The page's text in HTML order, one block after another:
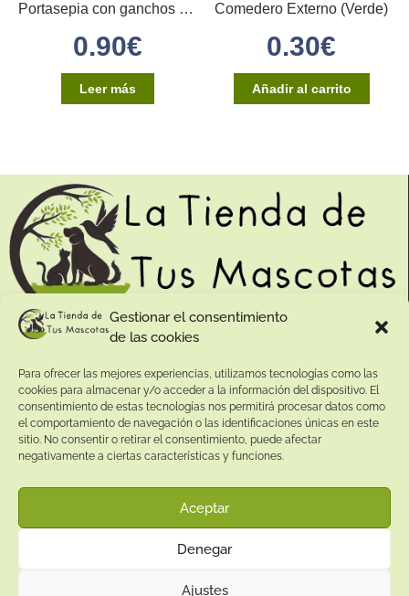
Gestionar el consentimiento
de las cookies
Para ofrecer las mejores experiencias, utilizamos tecnologías como las
cookies para almacenar y/o acceder a la información del dispositivo. El
consentimiento de estas tecnologías nos permitirá procesar datos como
el comportamiento de navegación o las identificaciones únicas en este
sitio. No consentir o retirar el consentimiento, puede afectar
negativamente a ciertas características y funciones.
Aceptar
Denegar
Ajustes
Portasepia con ganchos en plástico
0.90€
Leer más
Comedero Externo (Verde)
0.30€
Añadir al carrito
Contacto:
Dirección:
Calle Pepe Jiménez 19, Rute, 14950 Códoba. España
Teléfono:
+34641081328
Email:
info@latiendadetusmascotas.com
Enlaces de interés:
Aviso Legal